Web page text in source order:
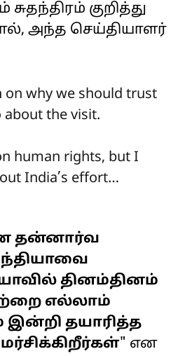
குறித்து
அந்த செய்தியாளர்
on why we should trust
the visit.
human rights, but I
India’s effort…
தன்னார்வ
தினம்தினம்
எல்லாம்
இன்றி தயாரித்த
" என